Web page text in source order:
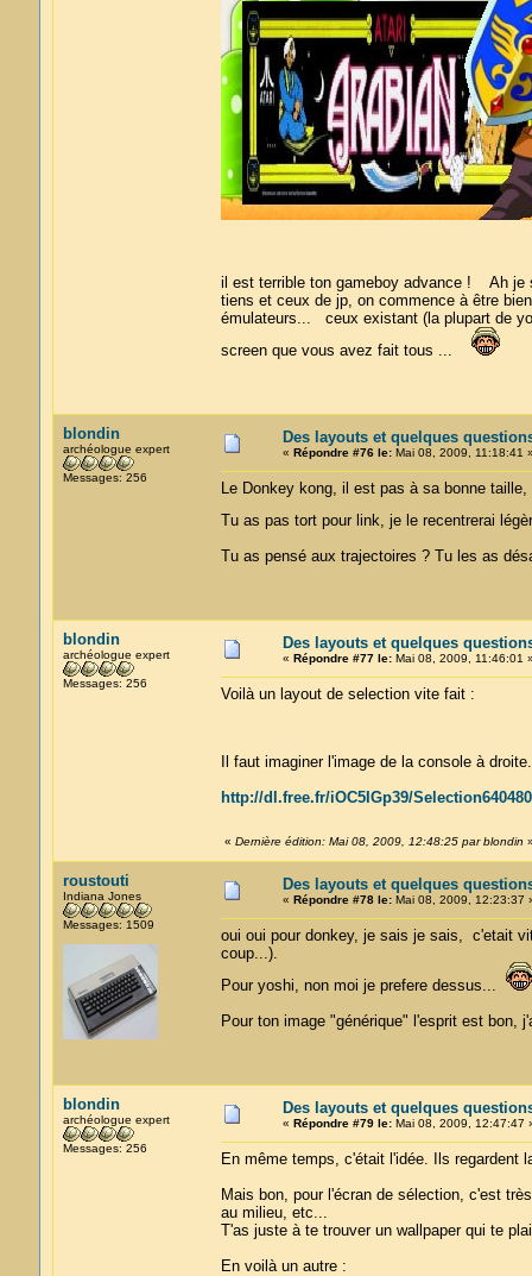
il est terrible ton gameboy advance ! Ah je
tiens et ceux de jp, on commence à être
émulateurs... ceux existant (la plupart de
screen que vous avez fait tous ...
blondin
archéologue expert
Messages: 256
Des layouts et quelques
« Répondre #76 le:Mai 08, 2009, 11:18:41
Le Donkey kong, il est pas à sa bonne
Tu as pas tort pour link, je le recentrerai
Tu as pensé aux trajectoires ? Tu les as
blondin
archéologue expert
Messages: 256
Des layouts et quelques
« Répondre #77 le:Mai 08, 2009, 11:46:01
Voilà un layout de selection vite fait :
Il faut imaginer l'image de la console à
http://dl.free.fr/iOC5IGp39/
« Dernière édition: Mai 08, 2009, 12:48:25 par blondin
roustouti
Indiana Jones
Messages: 1509
Des layouts et quelques
« Répondre #78 le:Mai 08, 2009, 12:23:37
oui oui pour donkey, je sais je sais, c'etait
coup...).
Pour yoshi, non moi je prefere dessus...
Pour ton image "générique" l'esprit est
blondin
archéologue expert
Messages: 256
Des layouts et quelques
« Répondre #79 le:Mai 08, 2009, 12:47:47
En même temps, c'était l'idée. Ils regardent
Mais bon, pour l'écran de sélection, c'est
au milieu, etc...
T'as juste à te trouver un wallpaper qui te
En voilà un autre :